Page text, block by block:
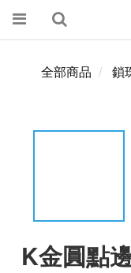
全部商品 鎖
K金圓點